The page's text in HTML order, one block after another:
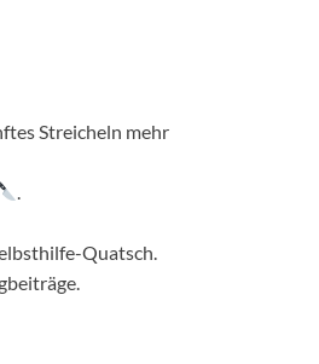
Streicheln mehr
Quatsch.